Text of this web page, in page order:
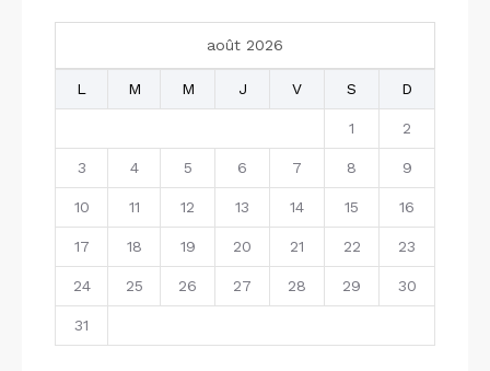
août 2026
L M M J V S D
1 2
3 4 5 6 7 8 9
10 11 12 13 14 15 16
17 18 19 20 21 22 23
24 25 26 27 28 29 30
31